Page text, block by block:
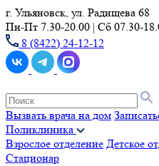
г. Ульяновск, ул. Радищева 68
Пн-Пт 7.30-20.00 | Сб 07.30-
8 (8422) 24-12-12
Вызвать врача на дом
Поликлиника
Взрослое отделение Детское
Стационар